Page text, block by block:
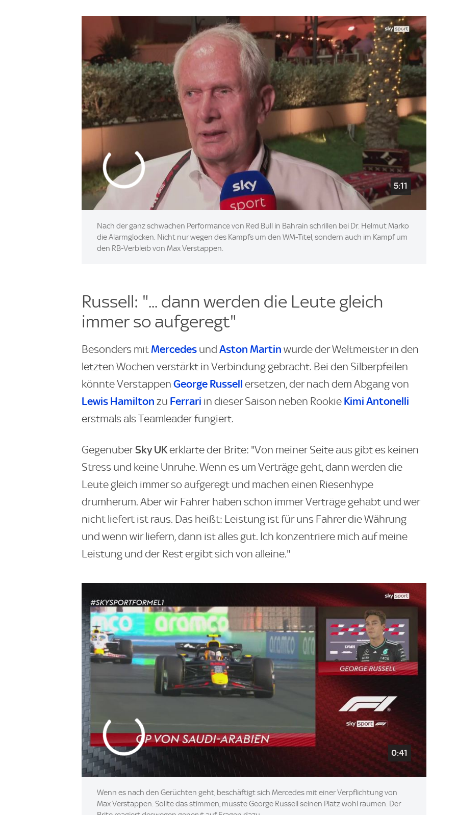
5:11
Nach der ganz schwachen Performance von Red Bull in Bahrain schrillen bei Dr. Helmut Marko
die Alarmglocken. Nicht nur wegen des Kampfs um den WM-Titel, sondern auch im Kampf um
den RB-Verbleib von Max Verstappen.
Russell: "... dann werden die Leute gleich
immer so aufgeregt"
Besonders mit Mercedes und Aston Martin wurde der Weltmeister in den
letzten Wochen verstärkt in Verbindung gebracht. Bei den Silberpfeilen
könnte Verstappen George Russell ersetzen, der nach dem Abgang von
Lewis Hamilton zu Ferrari in dieser Saison neben Rookie Kimi Antonelli
erstmals als Teamleader fungiert.
GegenüberSky UKerklärte der Brite: "Von meiner Seite aus gibt es keinen
Stress und keine Unruhe. Wenn es um Verträge geht, dann werden die
Leute gleich immer so aufgeregt und machen einen Riesenhype
drumherum. Aber wir Fahrer haben schon immer Verträge gehabt und wer
nicht liefert ist raus. Das heißt: Leistung ist für uns Fahrer die Währung
und wenn wir liefern, dann ist alles gut. Ich konzentriere mich auf meine
Leistung und der Rest ergibt sich von alleine."
0:41
Wenn es nach den Gerüchten geht, beschäftigt sich Mercedes mit einer Verpflichtung von
Max Verstappen. Sollte das stimmen, müsste George Russell seinen Platz wohl räumen. Der